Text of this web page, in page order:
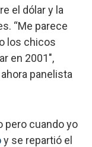
el dólar y la
“Me parece
los chicos
en 2001″,
panelista
pero cuando yo
y se repartió el